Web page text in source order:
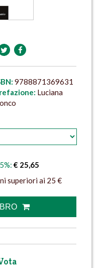
9788871369631
€ 25,65
superiori ai 25 €